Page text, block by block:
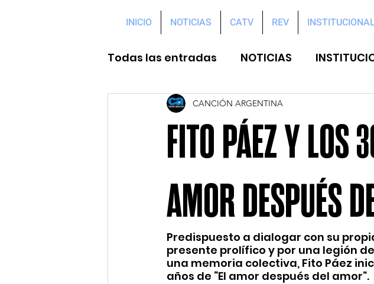
INICIO NOTICIAS CATV REV
Todas las entradas NOTICIAS
FITO PÁEZ Y LOS
AMOR DESPUÉS
CANCIÓN ARGENTINA
Predispuesto a dialogar con su
presente prolífico y por una legión
una memoria colectiva, Fito Páez
años de “El amor después del amor”.